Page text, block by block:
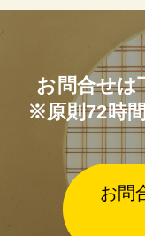
お問合せは
※原則72時
お問